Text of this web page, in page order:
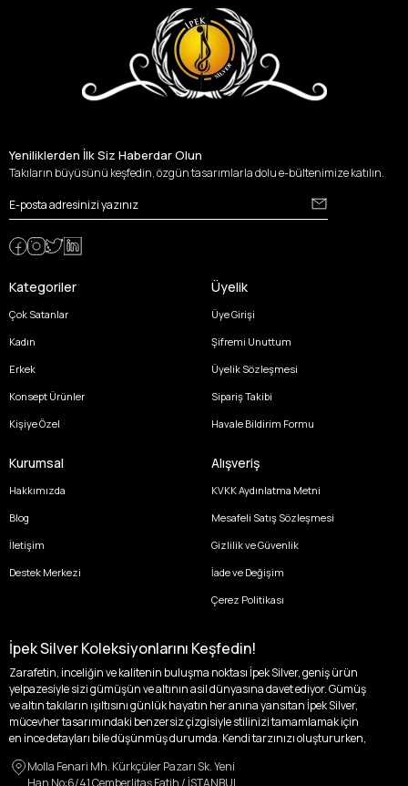
Yeniliklerden İlk Siz Haberdar Olun
Takıların büyüsünü keşfedin, özgün tasarımlarla dolu e-bültenimize katılın.
Kategoriler
Çok Satanlar
Kadın
Erkek
Konsept Ürünler
Kişiye Özel
Üyelik
Üye Girişi
Şifremi Unuttum
Üyelik Sözleşmesi
Sipariş Takibi
Havale Bildirim Formu
Kurumsal
Hakkımızda
Blog
İletişim
Destek Merkezi
Alışveriş
KVKK Aydınlatma Metni
Mesafeli Satış Sözleşmesi
Gizlilik ve Güvenlik
İade ve Değişim
Çerez Politikası
İpek Silver Koleksiyonlarını Keşfedin!
Zarafetin, inceliğin ve kalitenin buluşma noktası İpek Silver, geniş ürün
yelpazesiyle sizi gümüşün ve altının asil dünyasına davet ediyor. Gümüş
ve altın takıların ışıltısını günlük hayatın her anına yansıtan İpek Silver,
mücevher tasarımındaki benzersiz çizgisiyle stilinizi tamamlamak için
en ince detayları bile düşünmüş durumda. Kendi tarzınızı oluştururken,
özgünlüğünüzü ön plana çıkaracak tasarımlarımızla tanışın.
Molla Fenari Mh. Kürkçüler Pazarı Sk. Yeni